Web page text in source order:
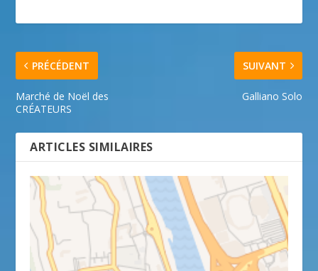
PRÉCÉDENT
Marché de Noël des
CRÉATEURS
SUIVANT
Galliano Solo
ARTICLES SIMILAIRES